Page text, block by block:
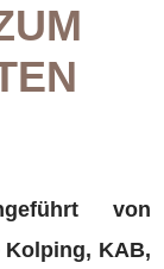
von
Kolping, KAB,